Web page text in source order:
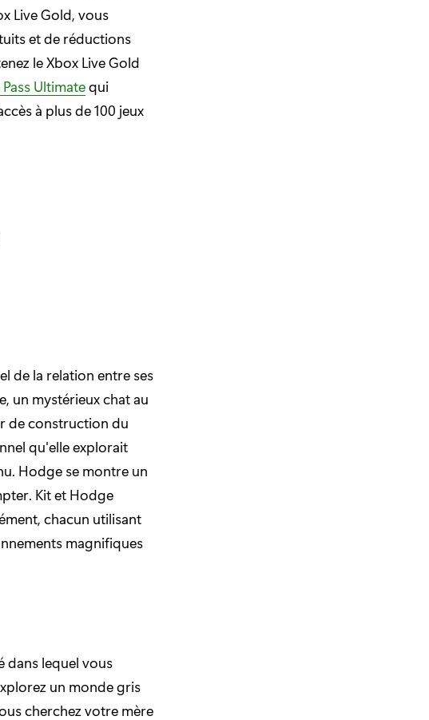
Live Gold, vous
et de réductions
le Xbox Live Gold
Ultimatequi
à plus de 100 jeux
de la relation entre ses
un mystérieux chat au
de construction du
qu'elle explorait
Hodge se montre un
Kit et Hodge
chacun utilisant
magnifiques
dans lequel vous
un monde gris
cherchez votre mère